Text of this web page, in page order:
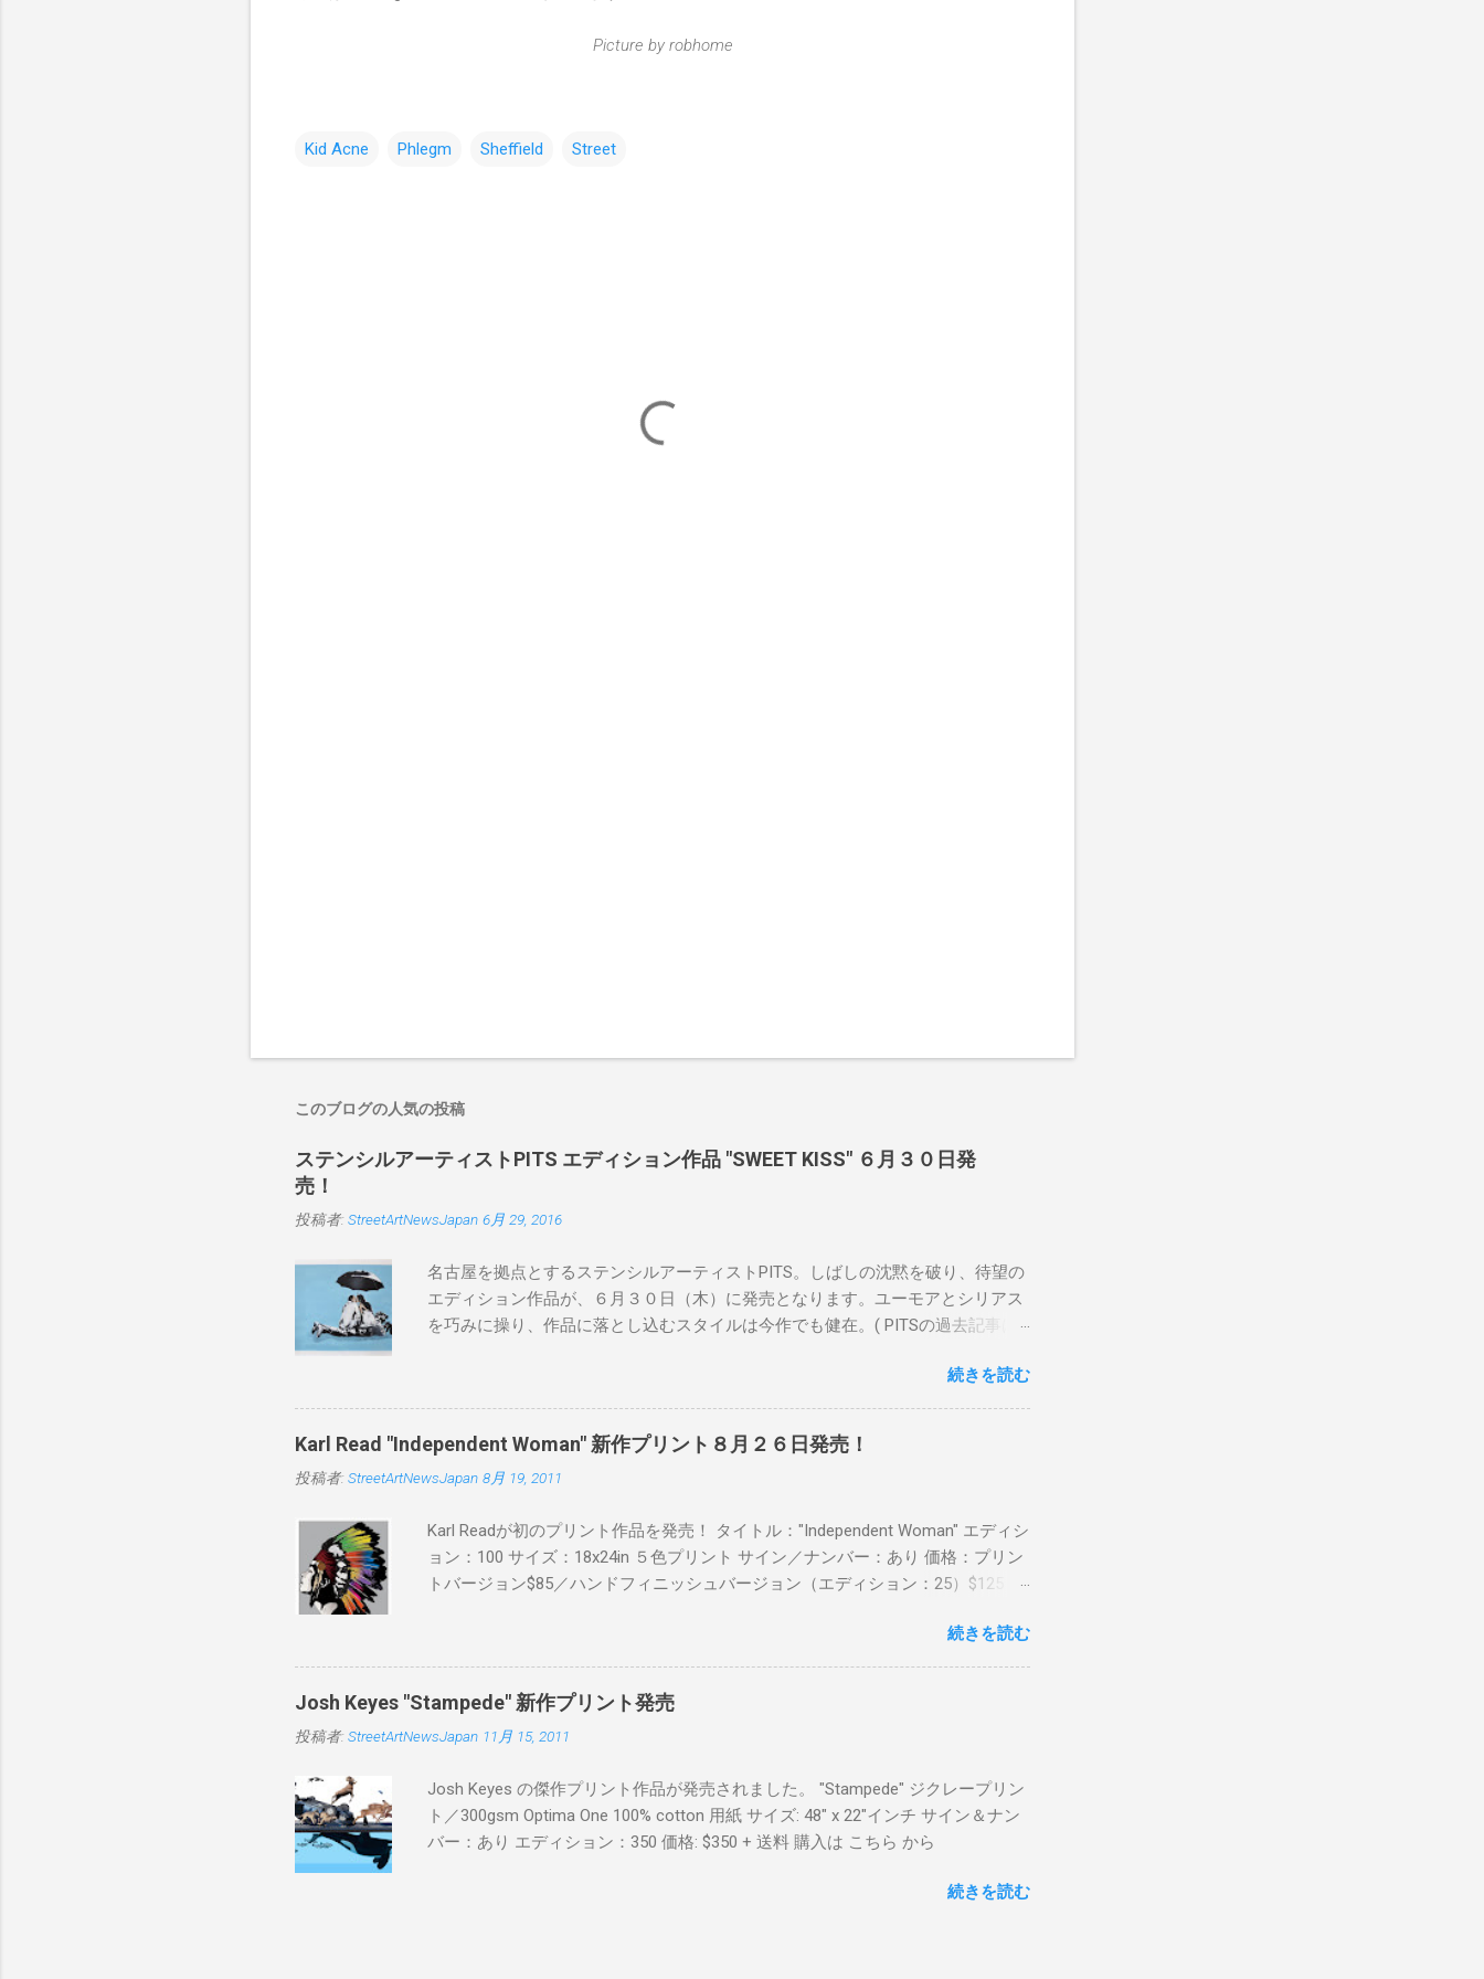
Picture by robhome
Kid Acne Phlegm Sheffield Street
このブログの人気の投稿
ステンシルアーティストPITS エディション作品 "SWEET KISS" ６月３０日発
売！
投稿者: StreetArtNewsJapan 6月 29, 2016
名古屋を拠点とするステンシルアーティストPITS。しばしの沈黙を破り、待望の
エディション作品が、６月３０日（木）に発売となります。ユーモアとシリアス
を巧みに操り、作品に落とし込むスタイルは今作でも健在。( PITSの過去記事は
BLUE/MINT GREEN/PINK/YELLOW エディション：各色５ サイズ：800mm ×
550mm 価格：¥16,000(¥17,280) 購入は、 こちら から
続きを読む
Karl Read "Independent Woman" 新作プリント８月２６日発売！
投稿者: StreetArtNewsJapan 8月 19, 2011
Karl Readが初のプリント作品を発売！ タイトル："Independent Woman" エディシ
ョン：100 サイズ：18x24in ５色プリント サイン／ナンバー：あり 価格：プリン
トバージョン$85／ハンドフィニッシュバージョン（エディション：25）$125 購
続きを読む
Josh Keyes "Stampede" 新作プリント発売
投稿者: StreetArtNewsJapan 11月 15, 2011
Josh Keyes の傑作プリント作品が発売されました。 "Stampede" ジクレープリン
ト／300gsm Optima One 100% cotton 用紙 サイズ: 48" x 22"インチ サイン＆ナン
バー：あり エディション：350 価格: $350 + 送料 購入は こちら から
続きを読む